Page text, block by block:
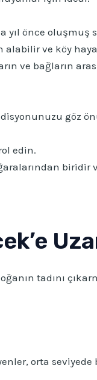
yıl önce
alabilir ve köy
ve bağların
göz
edin.
biridir
tadını
orta